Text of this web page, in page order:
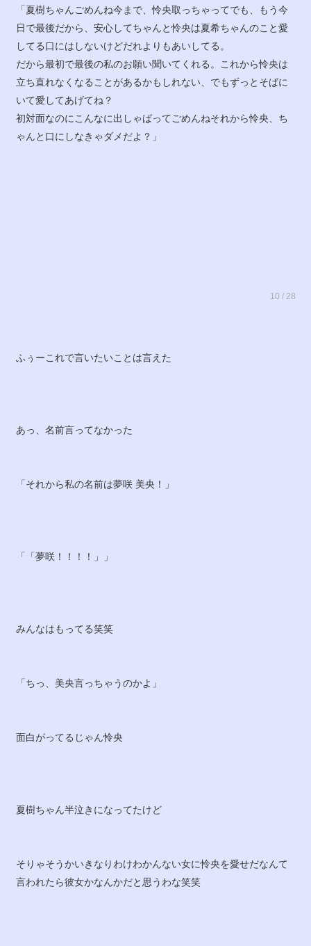
「夏樹ちゃんごめんね今まで、怜央取っちゃってでも、もう今
日で最後だから、安心してちゃんと怜央は夏希ちゃんのこと愛
してる口にはしないけどだれよりもあいしてる。
だから最初で最後の私のお願い聞いてくれる。これから怜央は
立ち直れなくなることがあるかもしれない、でもずっとそばに
いて愛してあげてね？
初対面なのにこんなに出しゃばってごめんねそれから怜央、ち
ゃんと口にしなきゃダメだよ？」
10 / 28
ふぅーこれで言いたいことは言えた
あっ、名前言ってなかった
「それから私の名前は夢咲 美央！」
「「夢咲！！！！」」
みんなはもってる笑笑
「ちっ、美央言っちゃうのかよ」
面白がってるじゃん怜央
夏樹ちゃん半泣きになってたけど
そりゃそうかいきなりわけわかんない女に怜央を愛せだなんて
言われたら彼女かなんかだと思うわな笑笑